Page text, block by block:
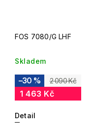
FOS 7080/G LHF
Skladem
2 090 Kč
–30 %
1 463 Kč
Detail